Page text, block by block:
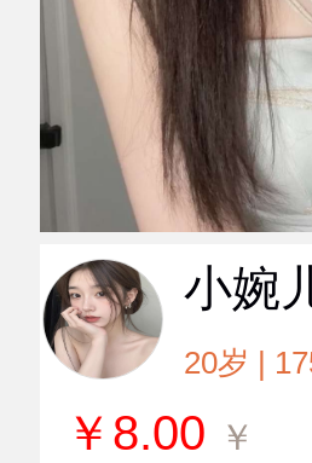
小婉
20岁 |
￥ 8.00 ￥